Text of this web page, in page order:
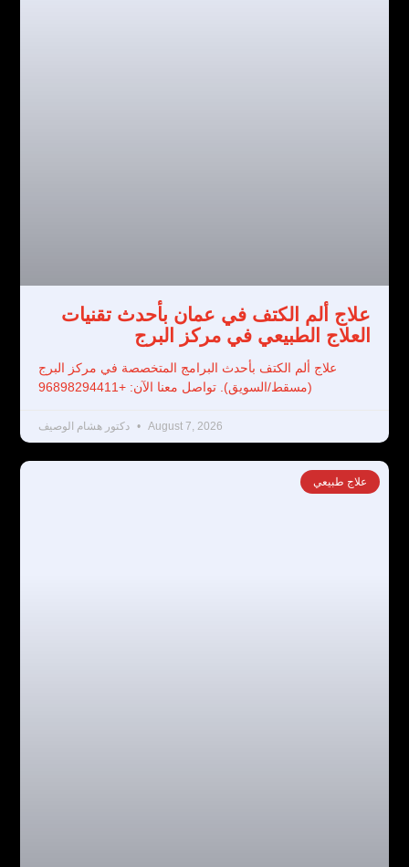
علاج ألم الكتف في عمان بأحدث تقنيات
العلاج الطبيعي في مركز البرج
علاج ألم الكتف بأحدث البرامج المتخصصة في مركز البرج
(مسقط/السويق). تواصل معنا الآن: +96898294411
دكتور هشام الوصيف August 7, 2026
علاج طبيعي